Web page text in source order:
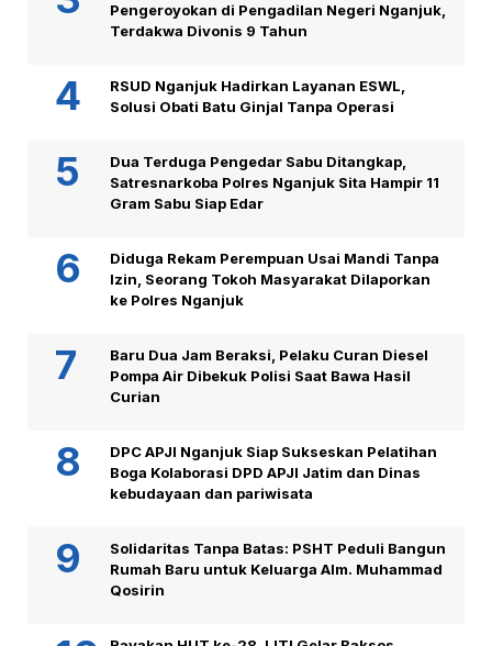
Pengeroyokan di Pengadilan Negeri Nganjuk,
Terdakwa Divonis 9 Tahun
RSUD Nganjuk Hadirkan Layanan ESWL,
Solusi Obati Batu Ginjal Tanpa Operasi
Dua Terduga Pengedar Sabu Ditangkap,
Satresnarkoba Polres Nganjuk Sita Hampir 11
Gram Sabu Siap Edar
Diduga Rekam Perempuan Usai Mandi Tanpa
Izin, Seorang Tokoh Masyarakat Dilaporkan
ke Polres Nganjuk
Baru Dua Jam Beraksi, Pelaku Curan Diesel
Pompa Air Dibekuk Polisi Saat Bawa Hasil
Curian
DPC APJI Nganjuk Siap Sukseskan Pelatihan
Boga Kolaborasi DPD APJI Jatim dan Dinas
kebudayaan dan pariwisata
Solidaritas Tanpa Batas: PSHT Peduli Bangun
Rumah Baru untuk Keluarga Alm. Muhammad
Qosirin